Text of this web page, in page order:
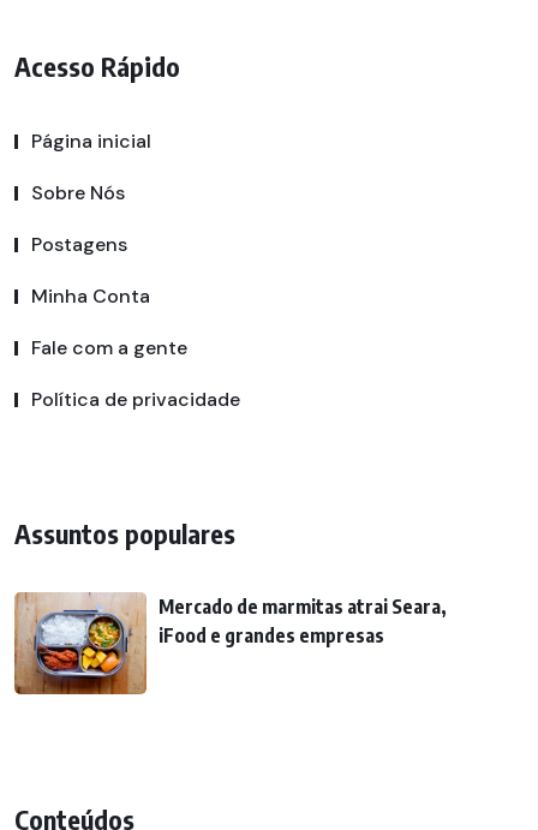
Acesso Rápido
Página inicial
Sobre Nós
Postagens
Minha Conta
Fale com a gente
Política de privacidade
Assuntos populares
Mercado de marmitas atrai Seara,
iFood e grandes empresas
Conteúdos